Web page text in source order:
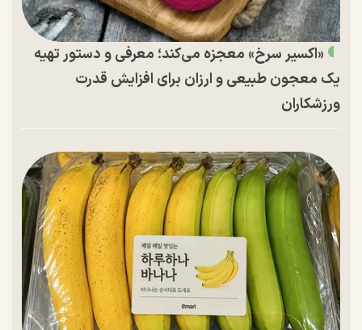
«اکسیر سرخ» معجزه می‌کند؛ معرفی و دستور تهیه
یک معجون طبیعی و ارزان برای افزایش قدرت
ورزشکاران